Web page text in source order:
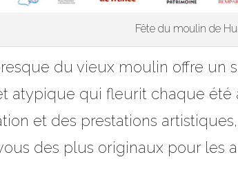
Fête du moulin de
du vieux moulin offre un
atypique qui fleurit chaque
et des prestations
des plus originaux pour les